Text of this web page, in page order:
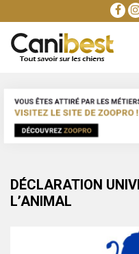
DÉCLARATION
L’ANIMAL